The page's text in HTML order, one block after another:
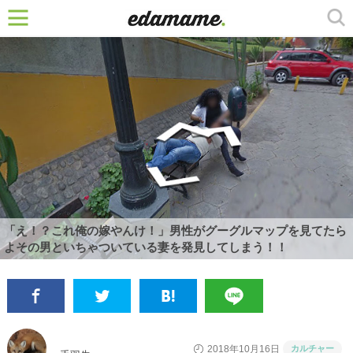
「え！？これ俺の嫁やんけ！」男性がグーグルマップを見てたら
よその男といちゃついている妻を発見してしまう！！
2018年10月16日 カルチャー